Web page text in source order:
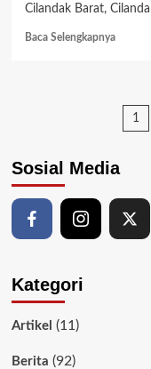
Cilandak Barat,
Baca SelengkapnyaRead
JAKI1
Sosial Media
Kategori
Artikel (11)
Berita (92)